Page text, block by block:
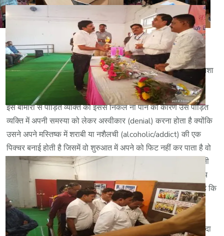
जाता है, (उन व्यक्तियों का नशा नहीं बढ़ता है जिनको ये बीमारी नहीं होती है)
एक समय ऐसा आता है कि व्यक्ति 24 घंटे नशे में रहने लगता है।
लगातार अधिक मात्रा में नशा लेने के कारण नशे पर उसकी शारीरिक और
मानसिक निर्भरता बढ़ जाती है और वो चाह कर भी अपने नशे को नहीं रोक
सकता है, अचानक नशा रोकने पर कुछ अत्यधिक निर्भरता वाले मामलों में नशा
रोकने से मृत्यु भी हो जाती है।
इस बीमारी से पीड़ित व्यक्ति का इससे निकल ना पाने का कारण उस पीड़ित
व्यक्ति में अपनी समस्या को लेकर अस्वीकार (denial) करना होता है क्योंकि
उसने अपने मस्तिष्क में शराबी या नशैलची (alcoholic/addict) की एक
पिक्चर बनाई होती है जिसमें वो शुरुआत में अपने को फिट नहीं कर पाता है वो
हमेशा अपने से ज्यादा नशा करने वालों से अपने नशे कि तुलना कर के अपनी
समस्या को छोटा कर के देखता रहता है, जब तक वो उस स्तर तक ना पहुंच
जाए वो मानता ही नहीं है कि उसको नशे से समस्या है। शुरू में वो बोलता है कि
में फलाने के जैसे रोज तो नही पीता, फिर जब वो रोज पीने लगता है तो वो
किसी अन्य को दिखाकर कहता है कि मैं ढिकाने की तरह सुबह से तो नहीं
पीता, और जब वो खुद सबेरे से पीने लगता है तो फिर किसी और उससे ज्यादा